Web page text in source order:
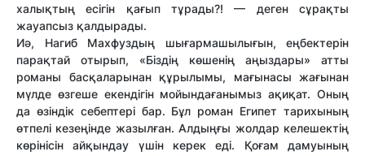
халықтың есігін қағып тұрады?! — деген сұрақты
жауапсыз қалдырады.
Иә, Нагиб Махфуздың шығармашылығын, еңбектерін
парақтай отырып, «Біздің көшенің аңыздары» атты
романы басқаларынан құрылымы, мағынасы жағынан
мүлде өзгеше екендігін мойындағанымыз ақиқат. Оның
да өзіндік себептері бар. Бұл роман Египет тарихының
өтпелі кезеңінде жазылған. Алдыңғы жолдар келешектің
көрінісін айқындау үшін керек еді. Қоғам дамуының